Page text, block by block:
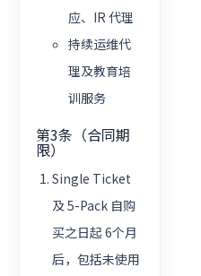
应、IR 代理
持续运维代
理及教育培
训服务
第3条（合同期
限）
Single Ticket
及 5-Pack 自购
买之日起 6个月
后，包括未使用